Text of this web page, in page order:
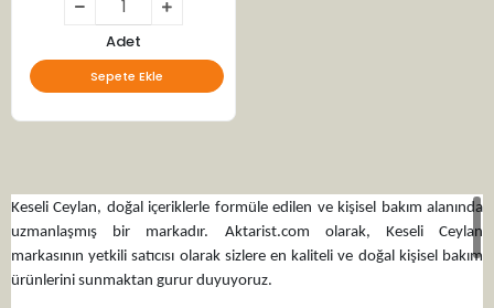
Adet
Sepete Ekle
Keseli Ceylan, doğal içeriklerle formüle edilen ve kişisel bakım alanında
uzmanlaşmış bir markadır. Aktarist.com olarak, Keseli Ceylan
markasının yetkili satıcısı olarak sizlere en kaliteli ve doğal kişisel bakım
ürünlerini sunmaktan gurur duyuyoruz.